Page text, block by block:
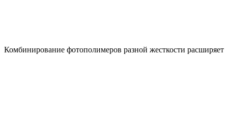
Комбинирование фотополимеров разной жесткости расширяет